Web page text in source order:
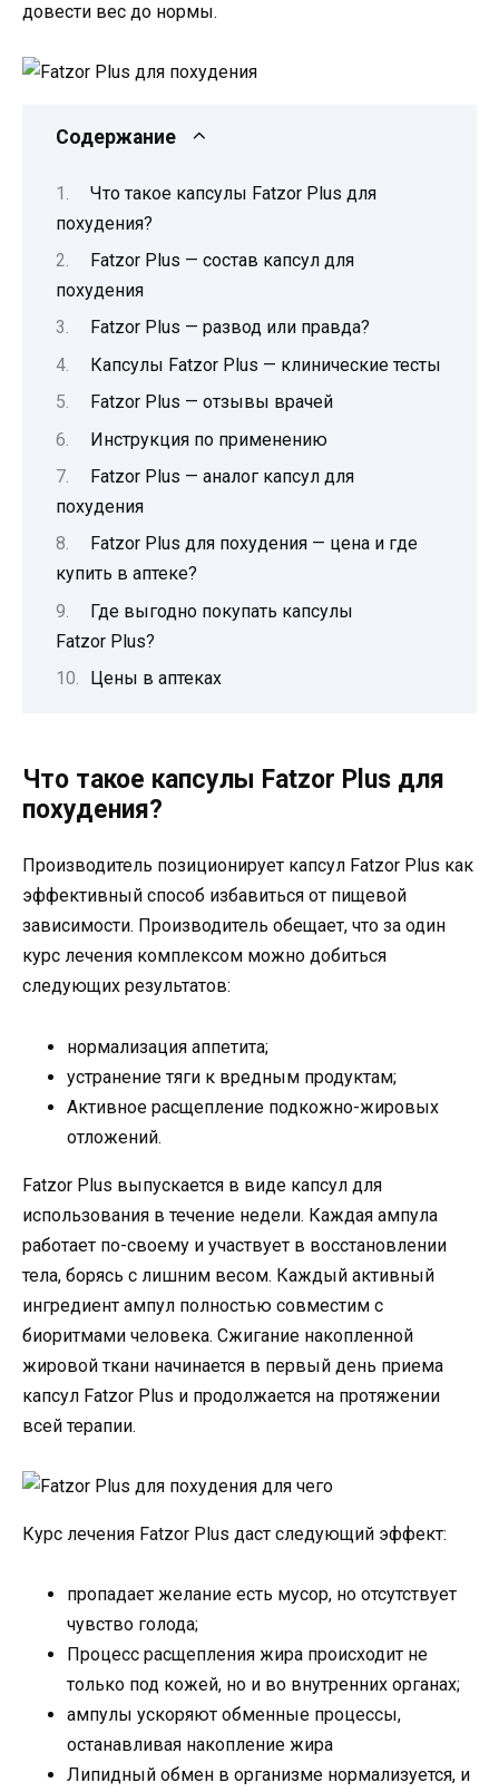
довести вес до нормы.
Содержание
Что такое капсулы Fatzor Plus для
похудения?
Fatzor Plus — состав капсул для
похудения
Fatzor Plus — развод или правда?
Капсулы Fatzor Plus — клинические тесты
Fatzor Plus — отзывы врачей
Инструкция по применению
Fatzor Plus — аналог капсул для
похудения
Fatzor Plus для похудения — цена и где
купить в аптеке?
Где выгодно покупать капсулы
Fatzor Plus?
Цены в аптеках
Что такое капсулы Fatzor Plus для
похудения?
Производитель позиционирует капсул Fatzor Plus как
эффективный способ избавиться от пищевой
зависимости. Производитель обещает, что за один
курс лечения комплексом можно добиться
следующих результатов:
нормализация аппетита;
устранение тяги к вредным продуктам;
Активное расщепление подкожно-жировых
отложений.
Fatzor Plus выпускается в виде капсул для
использования в течение недели. Каждая ампула
работает по-своему и участвует в восстановлении
тела, борясь с лишним весом. Каждый активный
ингредиент ампул полностью совместим с
биоритмами человека. Сжигание накопленной
жировой ткани начинается в первый день приема
капсул Fatzor Plus и продолжается на протяжении
всей терапии.
Курс лечения Fatzor Plus даст следующий эффект:
пропадает желание есть мусор, но отсутствует
чувство голода;
Процесс расщепления жира происходит не
только под кожей, но и во внутренних органах;
ампулы ускоряют обменные процессы,
останавливая накопление жира
Липидный обмен в организме нормализуется, и